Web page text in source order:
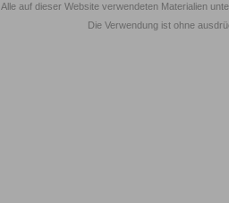
Alle auf dieser Website verwendeten Materialien
Die Verwendung ist ohne